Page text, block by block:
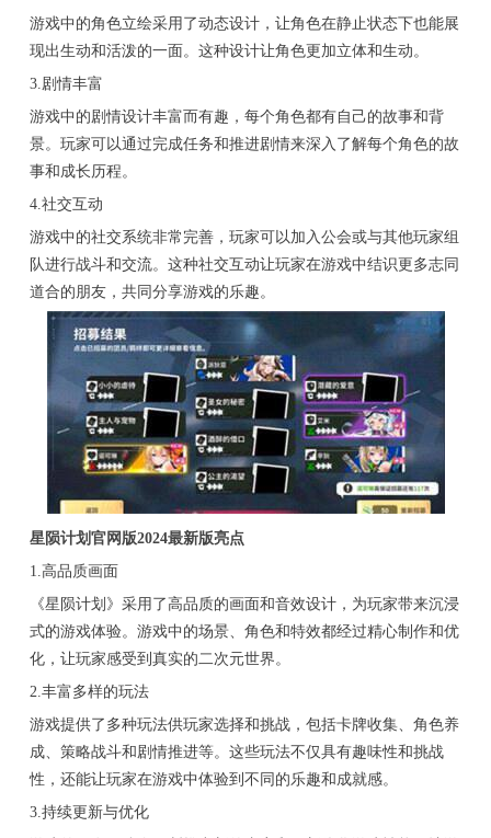
游戏中的角色立绘采用了动态设计，让角色在静止状态下也能展
现出生动和活泼的一面。这种设计让角色更加立体和生动。
3.剧情丰富
游戏中的剧情设计丰富而有趣，每个角色都有自己的故事和背
景。玩家可以通过完成任务和推进剧情来深入了解每个角色的故
事和成长历程。
4.社交互动
游戏中的社交系统非常完善，玩家可以加入公会或与其他玩家组
队进行战斗和交流。这种社交互动让玩家在游戏中结识更多志同
道合的朋友，共同分享游戏的乐趣。
星陨计划官网版2024最新版亮点
1.高品质画面
《星陨计划》采用了高品质的画面和音效设计，为玩家带来沉浸
式的游戏体验。游戏中的场景、角色和特效都经过精心制作和优
化，让玩家感受到真实的二次元世界。
2.丰富多样的玩法
游戏提供了多种玩法供玩家选择和挑战，包括卡牌收集、角色养
成、策略战斗和剧情推进等。这些玩法不仅具有趣味性和挑战
性，还能让玩家在游戏中体验到不同的乐趣和成就感。
3.持续更新与优化